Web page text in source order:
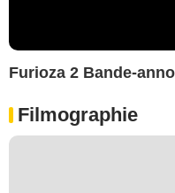
Furioza 2 Bande-
Filmographie